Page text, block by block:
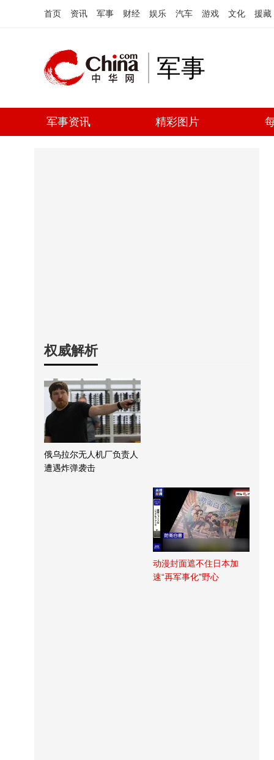
首页 资讯 军事 财经 娱乐 汽车 游戏 文化 援藏
军事
军事资讯 精彩图片
权威解析
俄乌拉尔无人机厂负责人
遭遇炸弹袭击
动漫封面遮不住日本加
速“再军事化”野心